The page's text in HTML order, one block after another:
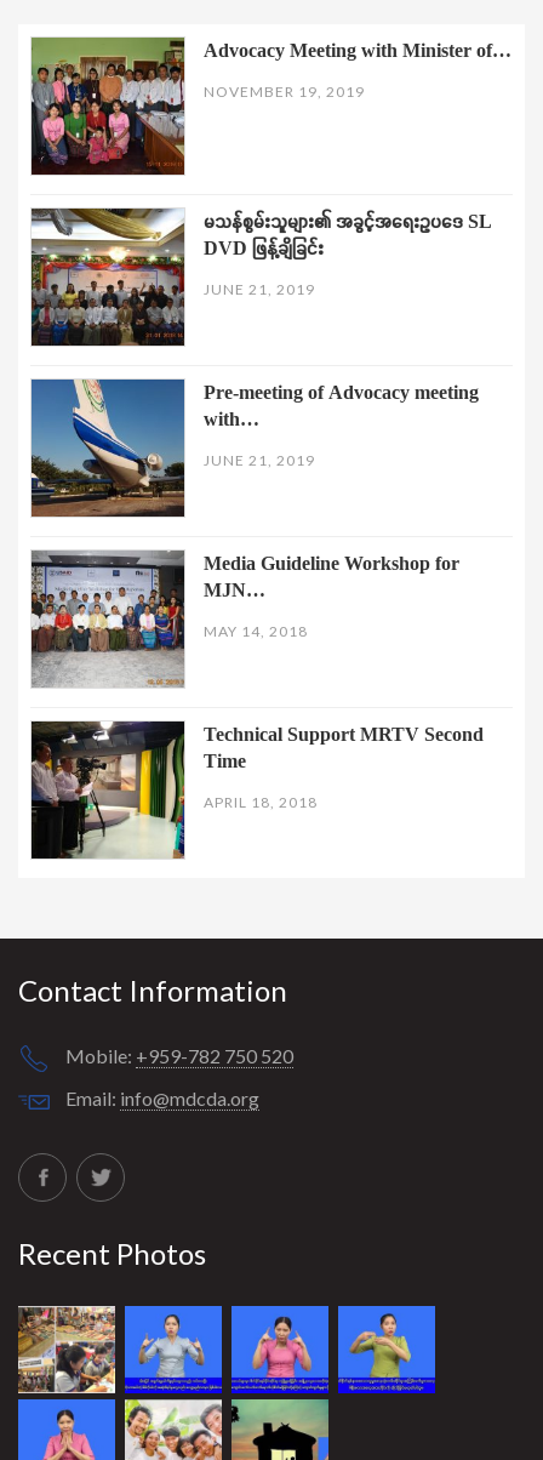
Advocacy Meeting with Minister of…
NOVEMBER 19, 2019
မသန်စွမ်းသူများ၏ အခွင့်အရေးဥပဒေ SL
DVD ဖြန့်ချိခြင်း
JUNE 21, 2019
Pre-meeting of Advocacy meeting
with…
JUNE 21, 2019
Media Guideline Workshop for
MJN…
MAY 14, 2018
Technical Support MRTV Second
Time
APRIL 18, 2018
Contact Information
Mobile: +959-782 750 520
Email: info@mdcda.org
Recent Photos